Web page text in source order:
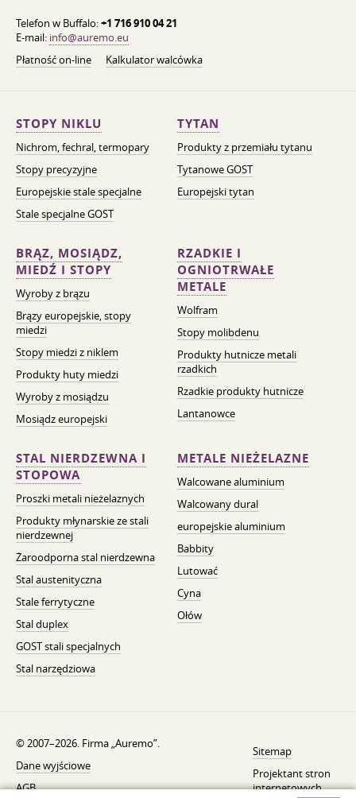
Telefon w Buffalo:+1 716 910 04 21
E-mail: info@auremo.eu
Płatność on-line
Kalkulator walcówka
STOPY NIKLU
Nichrom, fechral, termopary
Stopy precyzyjne
Europejskie stale specjalne
Stale specjalne GOST
TYTAN
Produkty z przemiału tytanu
Tytanowe GOST
Europejski tytan
BRĄZ, MOSIĄDZ,
MIEDŹ I STOPY
Wyroby z brązu
Brązy europejskie, stopy
miedzi
Stopy miedzi z niklem
Produkty huty miedzi
Wyroby z mosiądzu
Mosiądz europejski
RZADKIE I
OGNIOTRWAŁE
METALE
Wolfram
Stopy molibdenu
Produkty hutnicze metali
rzadkich
Rzadkie produkty hutnicze
Lantanowce
STAL NIERDZEWNA I
STOPOWA
Proszki metali nieżelaznych
Produkty młynarskie ze stali
nierdzewnej
Żaroodporna stal nierdzewna
Stal austenityczna
Stale ferrytyczne
Stal duplex
GOST stali specjalnych
Stal narzędziowa
METALE NIEŻELAZNE
Walcowane aluminium
Walcowany dural
europejskie aluminium
Babbity
Lutować
Cyna
Ołów
© 2007–2026. Firma „Auremo”.
Dane wyjściowe
AGB
Sitemap
Projektant stron
internetowych